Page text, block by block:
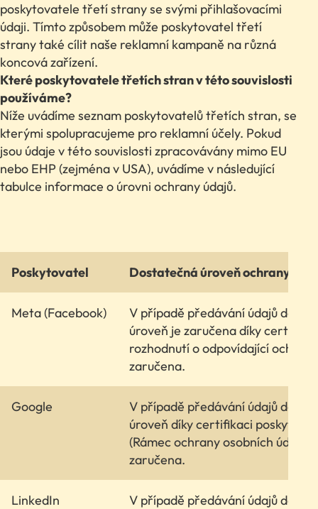
poskytovatele třetí strany se svými přihlašovacími
údaji. Tímto způsobem může poskytovatel třetí
strany také cílit naše reklamní kampaně na různá
koncová zařízení.
Které poskytovatele třetích stran v této souvislosti
používáme?
Níže uvádíme seznam poskytovatelů třetích stran, se
kterými spolupracujeme pro reklamní účely. Pokud
jsou údaje v této souvislosti zpracovávány mimo EU
nebo EHP (zejména v USA), uvádíme v následující
tabulce informace o úrovni ochrany údajů.
Poskytovatel Dostatečná úroveň ochrany
Meta (Facebook)
V případě předávání údajů do
úroveň je zaručena díky
rozhodnutí o odpovídající
zaručena.
Google
V případě předávání údajů do
úroveň díky certifikaci
(Rámec ochrany osobních údajů
zaručena.
LinkedIn
V případě předávání údajů do